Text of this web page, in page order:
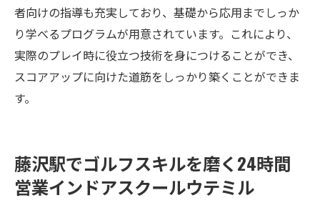
者向けの指導も充実しており、基礎から応用までしっか
り学べるプログラムが用意されています。これにより、
実際のプレイ時に役立つ技術を身につけることができ、
スコアアップに向けた道筋をしっかり築くことができま
す。
藤沢駅でゴルフスキルを磨く24時間
営業インドアスクールウテミル